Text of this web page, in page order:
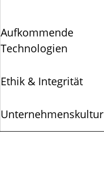
Aufkommende
Technologien
Ethik & Integrität
Unternehmenskultur